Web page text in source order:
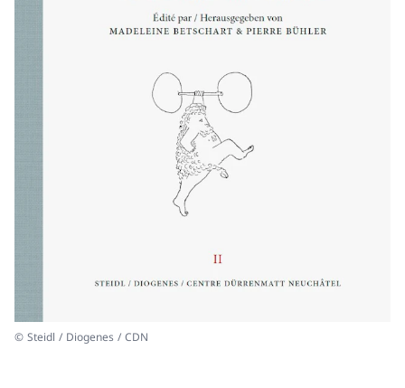
© Steidl / Diogenes / CDN